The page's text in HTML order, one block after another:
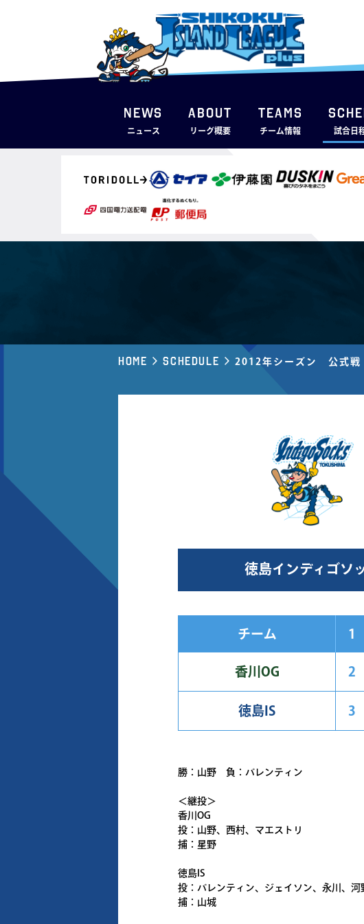
NEWS
ニュース
ABOUT
リーグ概要
TEAMS
チーム情報 試合日
Home Schedule 2012年シーズン 公式戦
徳島インディゴソ
チーム 1
香川OG 2
徳島IS 3
勝：山野 負：バレンティン
＜継投＞
香川OG
投：山野、西村、マエストリ
捕：星野
徳島IS
投：バレンティン、ジェイソン、永川、河
捕：山城